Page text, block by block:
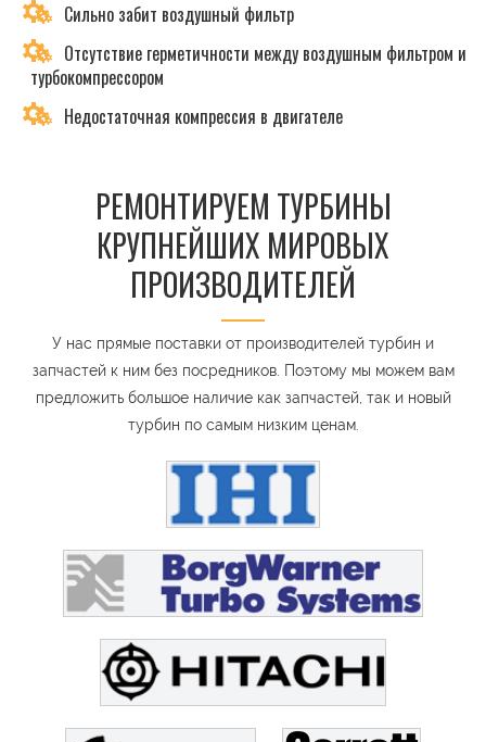
Сильно забит воздушный фильтр
Отсутствие герметичности между воздушным фильтром и
турбокомпрессором
Недостаточная компрессия в двигателе
РЕМОНТИРУЕМ ТУРБИНЫ
КРУПНЕЙШИХ МИРОВЫХ
ПРОИЗВОДИТЕЛЕЙ
У нас прямые поставки от производителей турбин и
запчастей к ним без посредников. Поэтому мы можем вам
предложить большое наличие как запчастей, так и новый
турбин по самым низким ценам.